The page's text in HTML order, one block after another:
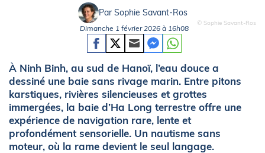
© Sophie Savant-Ros
Par Sophie Savant-Ros
Dimanche 1 février 2026 à 16h08
À Ninh Binh, au sud de Hanoï, l’eau douce a
dessiné une baie sans rivage marin. Entre pitons
karstiques, rivières silencieuses et grottes
immergées, la baie d’Ha Long terrestre offre une
expérience de navigation rare, lente et
profondément sensorielle. Un nautisme sans
moteur, où la rame devient le seul langage.